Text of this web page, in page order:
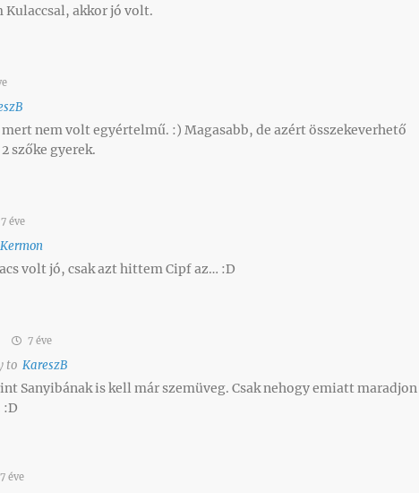
Kulaccsal, akkor jó volt.
nem volt egyértelmű. :) Magasabb, de azért összekeverhető
szőke gyerek.
7 éve
Kermon
volt jó, csak azt hittem Cipf az… :D
7 éve
toKareszB
Sanyibának is kell már szemüveg. Csak nehogy emiatt maradjon
:D
7 éve